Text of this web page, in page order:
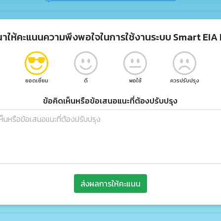
ให้คะแนนความพึงพอใจในการใช้งานระบบ Smart EIA
ยอดเยี่ยม ดี พอใช้ ควรปรับปรุง
ข้อคิดเห็นหรือข้อเสนอแนะที่ต้องปรับปรุง
ส่งผลการให้คะแนน